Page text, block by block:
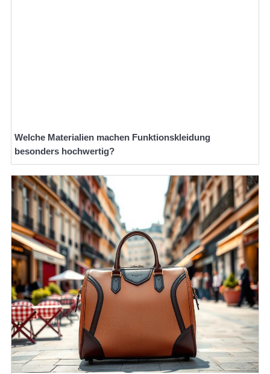
Welche Materialien machen Funktionskleidung
besonders hochwertig?